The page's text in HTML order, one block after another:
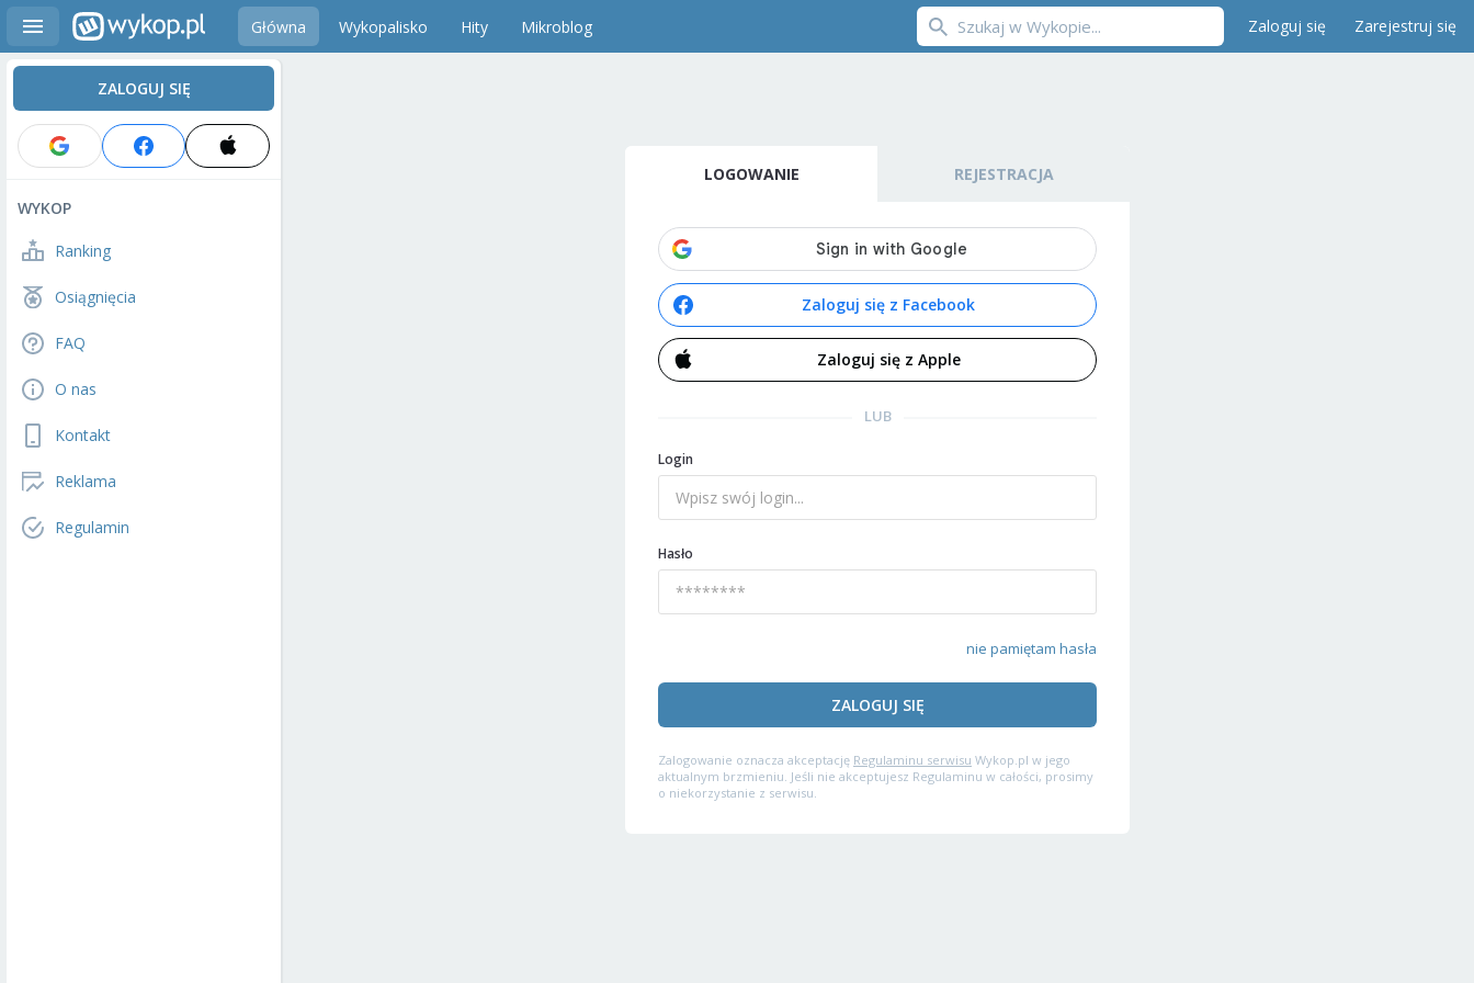
Główna Wykopalisko Hity Mikroblog Zaloguj się Zarejestruj się
ZALOGUJ SIĘ
WYKOP
Ranking
Osiągnięcia
FAQ
O nas
Kontakt
Reklama
Regulamin
LOGOWANIE REJESTRACJA
Zaloguj się z Facebook
Zaloguj się z Apple
LUB
Login
Hasło
nie pamiętam hasła
ZALOGUJ SIĘ
Zalogowanie oznacza akceptację Regulaminu serwisu Wykop.pl w jego
aktualnym brzmieniu. Jeśli nie akceptujesz Regulaminu w całości, prosimy
o niekorzystanie z serwisu.